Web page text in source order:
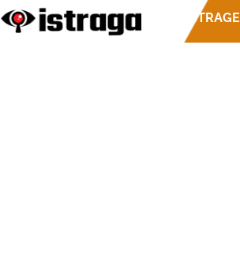
ISTRAGE